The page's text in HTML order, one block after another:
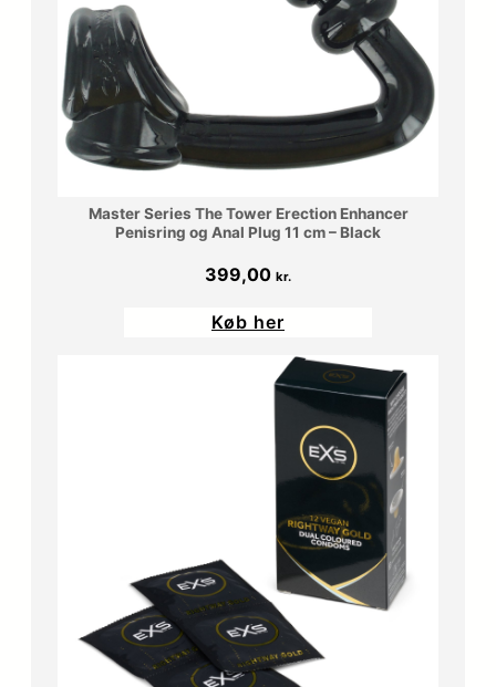
Master Series The Tower Erection Enhancer
Penisring og Anal Plug 11 cm – Black
399,00 kr.
Køb her